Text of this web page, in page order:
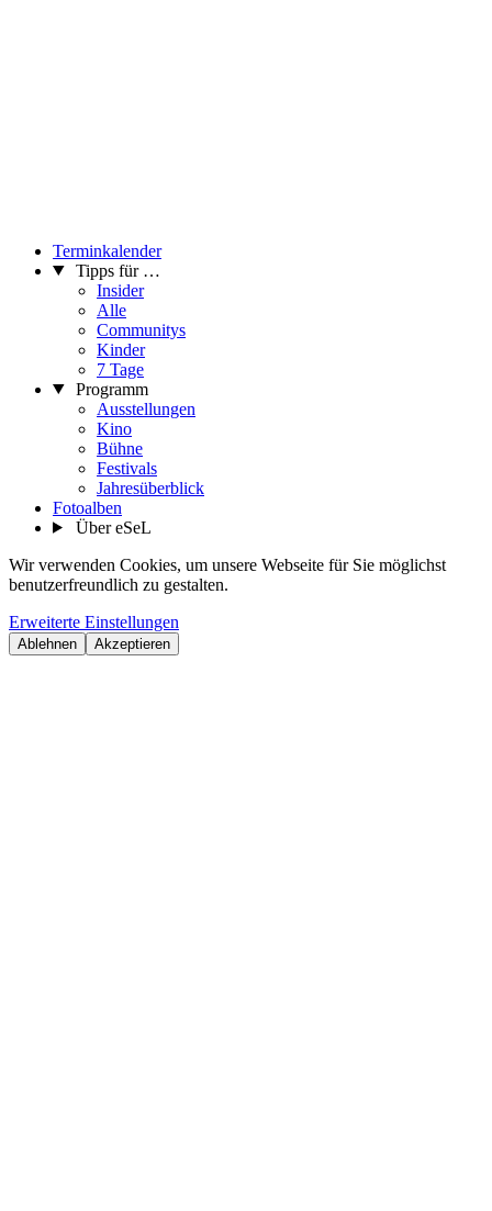
Terminkalender
Tipps für …
Insider
Alle
Communitys
Kinder
7 Tage
Programm
Ausstellungen
Kino
Bühne
Festivals
Jahresüberblick
Fotoalben
Über eSeL
Wir verwenden Cookies, um unsere Webseite für Sie möglichst
benutzerfreundlich zu gestalten.
Erweiterte Einstellungen
Ablehnen Akzeptieren